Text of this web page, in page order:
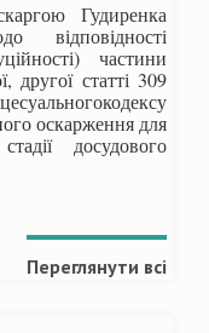
Гудиренка
відповідності
частини
другої статті 309
оскарження для
досудового
Переглянути всі